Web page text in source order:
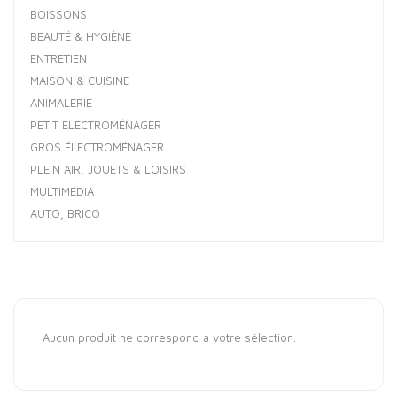
BOISSONS
BEAUTÉ & HYGIÈNE
ENTRETIEN
MAISON & CUISINE
ANIMALERIE
PETIT ÉLECTROMÉNAGER
GROS ÉLECTROMÉNAGER
PLEIN AIR, JOUETS & LOISIRS
MULTIMÉDIA
AUTO, BRICO
Aucun produit ne correspond à votre sélection.